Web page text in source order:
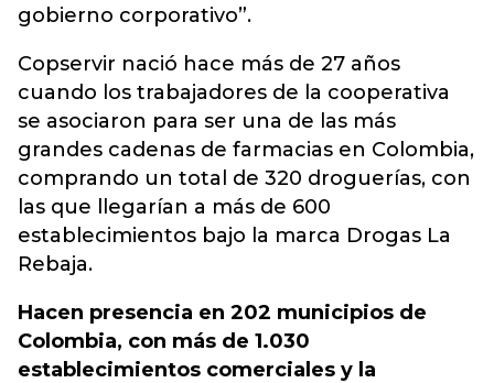
gobierno corporativo”.
Copservir nació hace más de 27 años
cuando los trabajadores de la cooperativa
se asociaron para ser una de las más
grandes cadenas de farmacias en Colombia,
comprando un total de 320 droguerías, con
las que llegarían a más de 600
establecimientos bajo la marca Drogas La
Rebaja.
Hacen presencia en 202 municipios de
Colombia, con más de 1.030
establecimientos comerciales y la